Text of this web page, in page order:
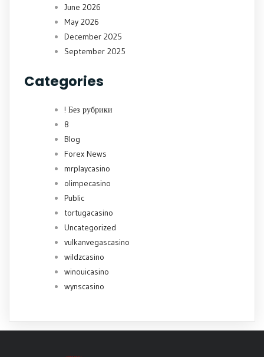
June 2026
May 2026
December 2025
September 2025
Categories
! Без рубрики
8
Blog
Forex News
mrplaycasino
olimpecasino
Public
tortugacasino
Uncategorized
vulkanvegascasino
wildzcasino
winouicasino
wynscasino